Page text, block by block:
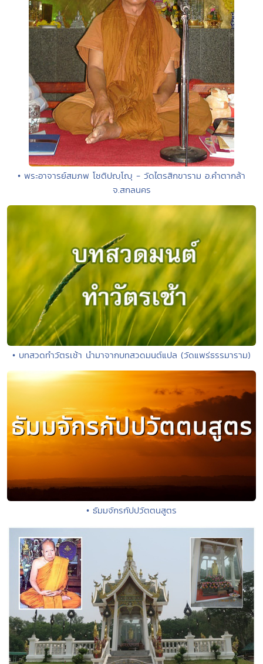
• พระอาจารย์สมภพ โชติปญฺโญุ - วัดไตรสิกขาราม อ.คำตากล้า
จ.สกลนคร
• บทสวดทำวัตรเช้า นำมาจากบทสวดมนต์แปล (วัดแพร่ธรรมาราม)
• ธัมมจักรกัปปวัตตนสูตร